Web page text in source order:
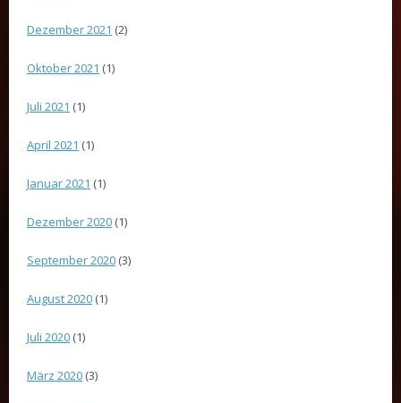
Dezember 2021 (2)
Oktober 2021 (1)
Juli 2021 (1)
April 2021 (1)
Januar 2021 (1)
Dezember 2020 (1)
September 2020 (3)
August 2020 (1)
Juli 2020 (1)
März 2020 (3)